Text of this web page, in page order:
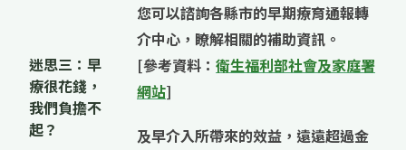
迷思三：早
療很花錢，
我們負擔不
起？
您可以諮詢各縣市的早期療育通報轉
介中心，瞭解相關的補助資訊。
[參考資料： 衛生福利部社會及家庭署
網站]
及早介入所帶來的效益，遠遠超過金